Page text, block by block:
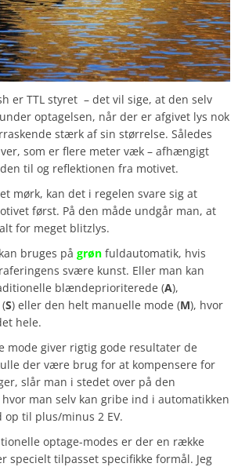
er TTL styret – det vil sige, at den selv
optagelsen, når der er afgivet lys nok
stærk af sin størrelse. Således
som er flere meter væk – afhængigt
til og reflektionen fra motivet.
mørk, kan det i regelen svare sig at
først. På den måde undgår man, at
for meget blitzlys.
bruges på grøn fuldautomatik, hvis
svære kunst. Eller man kan
blændeprioriterede (A),
S) eller den helt manuelle mode (M), hvor
hele.
mode giver rigtig gode resultater de
der være brug for at kompensere for
slår man i stedet over på den
hvor man selv kan gribe ind i automatikken
op til plus/minus 2 EV.
optage-modes er der en række
specielt tilpasset specifikke formål. Jeg